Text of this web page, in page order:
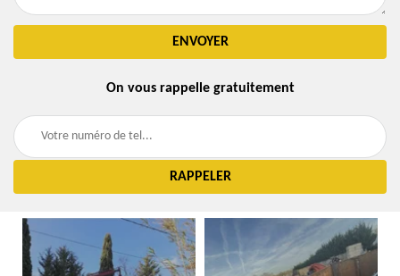
On vous rappelle gratuitement